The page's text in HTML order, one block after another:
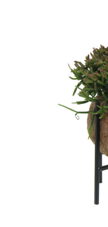
Cocktailglazen
Kopjes & Mokken